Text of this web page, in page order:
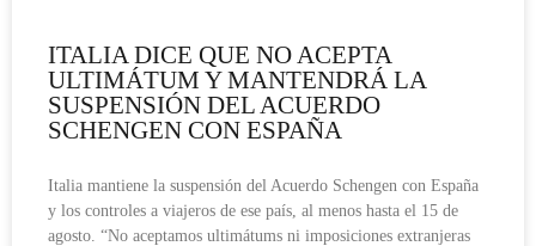
ITALIA DICE QUE NO ACEPTA
ULTIMÁTUM Y MANTENDRÁ LA
SUSPENSIÓN DEL ACUERDO
SCHENGEN CON ESPAÑA
Italia mantiene la suspensión del Acuerdo Schengen con España
y los controles a viajeros de ese país, al menos hasta el 15 de
agosto. “No aceptamos ultimátums ni imposiciones extranjeras